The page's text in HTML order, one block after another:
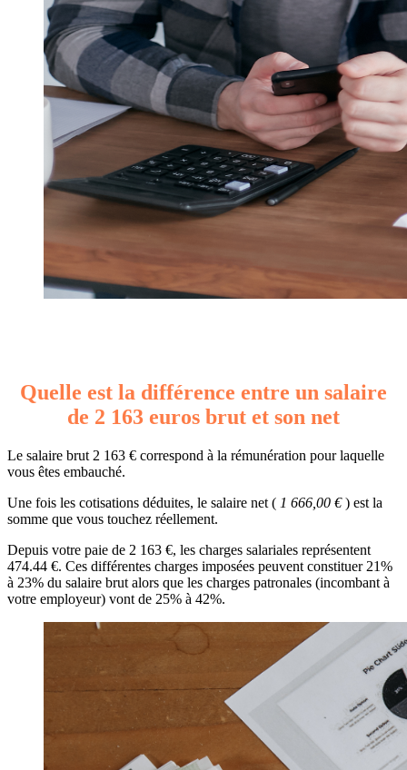
Quelle est la différence entre un salaire
de 2 163 euros brut et son net
Le salaire brut 2 163 € correspond à la rémunération pour laquelle
vous êtes embauché.
Une fois les cotisations déduites, le salaire net ( 1 666,00 €) est la
somme que vous touchez réellement.
Depuis votre paie de 2 163 €, les charges salariales représentent
474.44 €. Ces différentes charges imposées peuvent constituer 21%
à 23% du salaire brut alors que les charges patronales (incombant à
votre employeur) vont de 25% à 42%.